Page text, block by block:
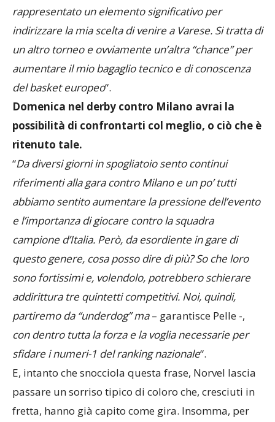
rappresentato un elemento significativo per
indirizzare la mia scelta di venire a Varese. Si tratta di
un altro torneo e ovviamente un’altra “chance” per
aumentare il mio bagaglio tecnico e di conoscenza
del basket europeo“.
Domenica nel derby contro Milano avrai la
possibilità di confrontarti col meglio, o ciò che è
ritenuto tale.
“Da diversi giorni in spogliatoio sento continui
riferimenti alla gara contro Milano e un po’ tutti
abbiamo sentito aumentare la pressione dell’evento
e l’importanza di giocare contro la squadra
campione d’Italia. Però, da esordiente in gare di
questo genere, cosa posso dire di più? So che loro
sono fortissimi e, volendolo, potrebbero schierare
addirittura tre quintetti competitivi. Noi, quindi,
partiremo da “underdog” ma– garantisce Pelle -,
con dentro tutta la forza e la voglia necessarie per
sfidare i numeri-1 del ranking nazionale“.
E, intanto che snocciola questa frase, Norvel lascia
passare un sorriso tipico di coloro che, cresciuti in
fretta, hanno già capito come gira. Insomma, per